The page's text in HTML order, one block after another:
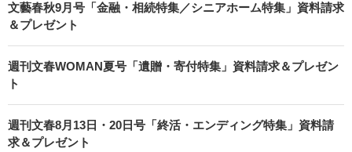
文藝春秋9月号「金融・相続特集／シニアホーム特集」資料請求
＆プレゼント
週刊文春WOMAN夏号「遺贈・寄付特集」資料請求＆プレゼン
ト
週刊文春8月13日・20日号「終活・エンディング特集」資料請
求＆プレゼント